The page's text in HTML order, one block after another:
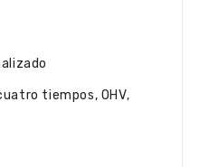
tiempos, OHV,